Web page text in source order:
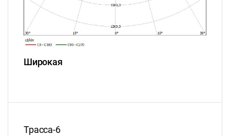
Широкая
Трасса-6